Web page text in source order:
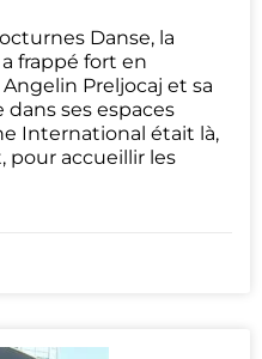
Danse, la
frappé fort en
Preljocaj et sa
ses espaces
International était là,
pour accueillir les